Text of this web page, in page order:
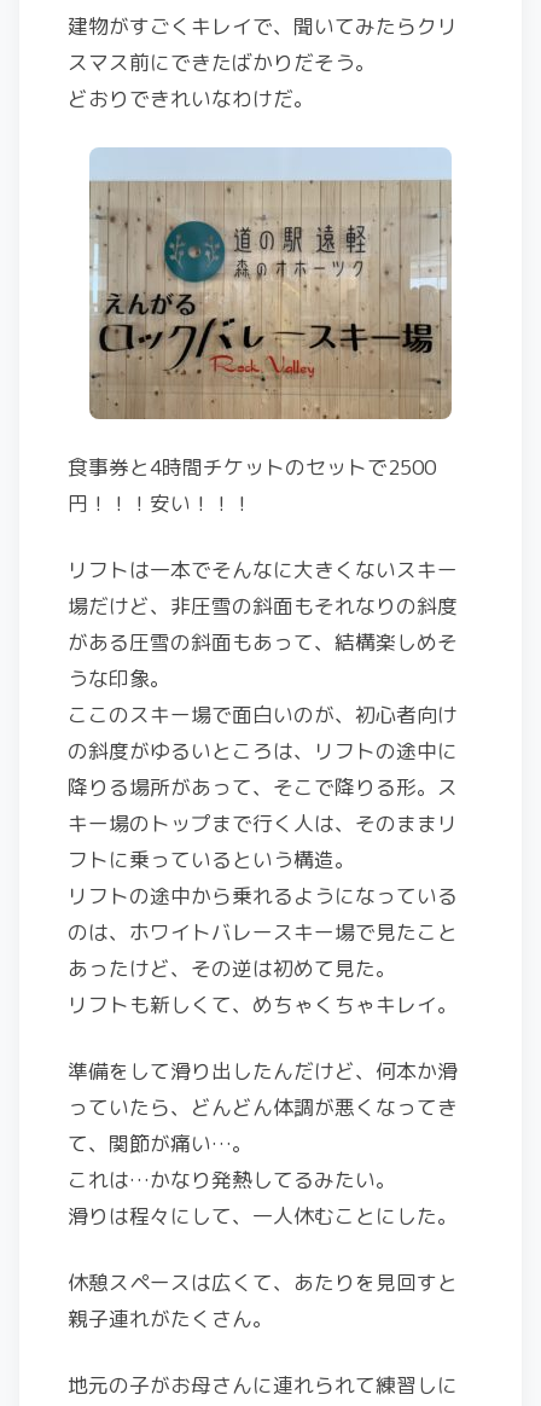
建物がすごくキレイで、聞いてみたらクリ
スマス前にできたばかりだそう。
どおりできれいなわけだ。
食事券と4時間チケットのセットで2500
円！！！安い！！！
リフトは一本でそんなに大きくないスキー
場だけど、非圧雪の斜面もそれなりの斜度
がある圧雪の斜面もあって、結構楽しめそ
うな印象。
ここのスキー場で面白いのが、初心者向け
の斜度がゆるいところは、リフトの途中に
降りる場所があって、そこで降りる形。ス
キー場のトップまで行く人は、そのままリ
フトに乗っているという構造。
リフトの途中から乗れるようになっている
のは、ホワイトバレースキー場で見たこと
あったけど、その逆は初めて見た。
リフトも新しくて、めちゃくちゃキレイ。
準備をして滑り出したんだけど、何本か滑
っていたら、どんどん体調が悪くなってき
て、関節が痛い…。
これは…かなり発熱してるみたい。
滑りは程々にして、一人休むことにした。
休憩スペースは広くて、あたりを見回すと
親子連れがたくさん。
地元の子がお母さんに連れられて練習しに